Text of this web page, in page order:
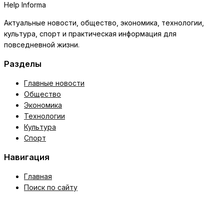
готовые
Help Informa
Актуальные новости, общество, экономика, технологии,
культура, спорт и практическая информация для
повседневной жизни.
Разделы
Главные новости
Общество
Экономика
Технологии
Культура
Спорт
Навигация
Главная
Поиск по сайту